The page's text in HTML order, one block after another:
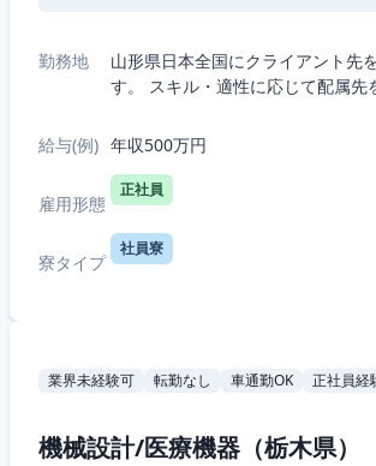
勤務地
山形県日本全国にクライアント先
す。 スキル・適性に応じて配属先
給与(例) 年収500万円
雇用形態
正社員
寮タイプ
社員寮
業界未経験可 転勤なし 車通勤OK 正社員経
機械設計/医療機器（栃木県）